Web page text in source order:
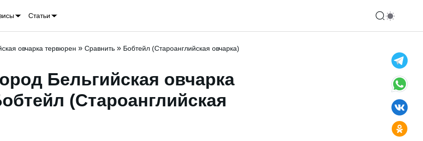
Статьи
овчарка тервюрен » Сравнить » Бобтейл (Староанглийская овчарка)
Бельгийская овчарка
(Староанглийская